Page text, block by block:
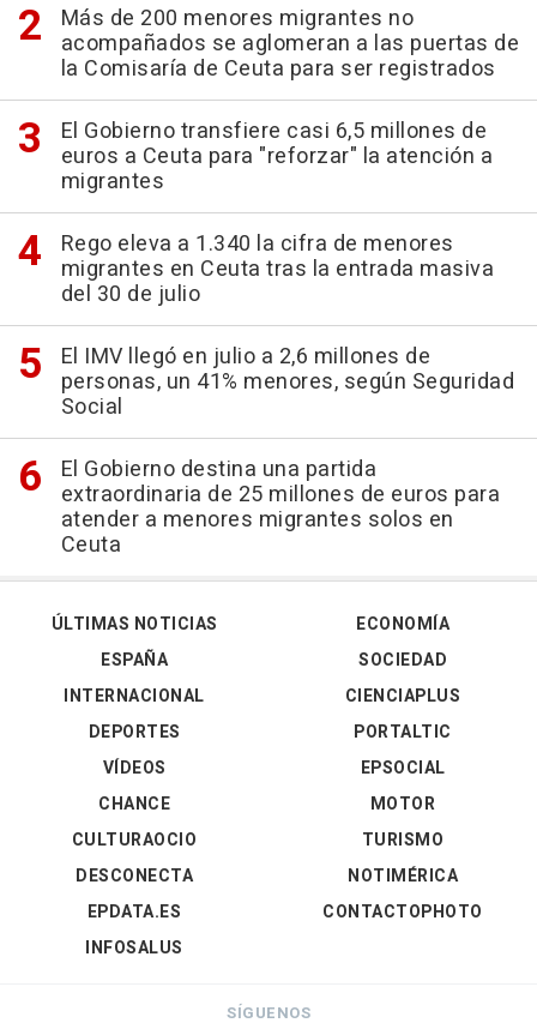
Más de 200 menores migrantes no
acompañados se aglomeran a las puertas de
la Comisaría de Ceuta para ser registrados
El Gobierno transfiere casi 6,5 millones de
euros a Ceuta para "reforzar" la atención a
migrantes
Rego eleva a 1.340 la cifra de menores
migrantes en Ceuta tras la entrada masiva
del 30 de julio
El IMV llegó en julio a 2,6 millones de
personas, un 41% menores, según Seguridad
Social
El Gobierno destina una partida
extraordinaria de 25 millones de euros para
atender a menores migrantes solos en
Ceuta
ÚLTIMAS NOTICIAS
ESPAÑA
INTERNACIONAL
DEPORTES
VÍDEOS
ECONOMÍA
SOCIEDAD
CIENCIAPLUS
PORTALTIC
EPSOCIAL
CHANCE
CULTURAOCIO
DESCONECTA
EPDATA.ES
INFOSALUS
MOTOR
TURISMO
NOTIMÉRICA
CONTACTOPHOTO
SÍGUENOS